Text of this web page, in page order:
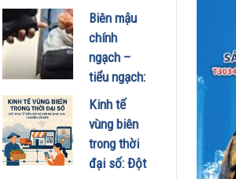
bài toán
thuế đối
ứng 20%
của Mỹ và
tác động
đến hoạt
động kinh
doanh biên
mậu
Biên mậu
chính
ngạch –
tiểu ngạch:
Ranh giới
pháp lý
mong manh
và nhu cầu
chuyển hóa
Kinh tế
vùng biên
trong thời
đại số: Đột